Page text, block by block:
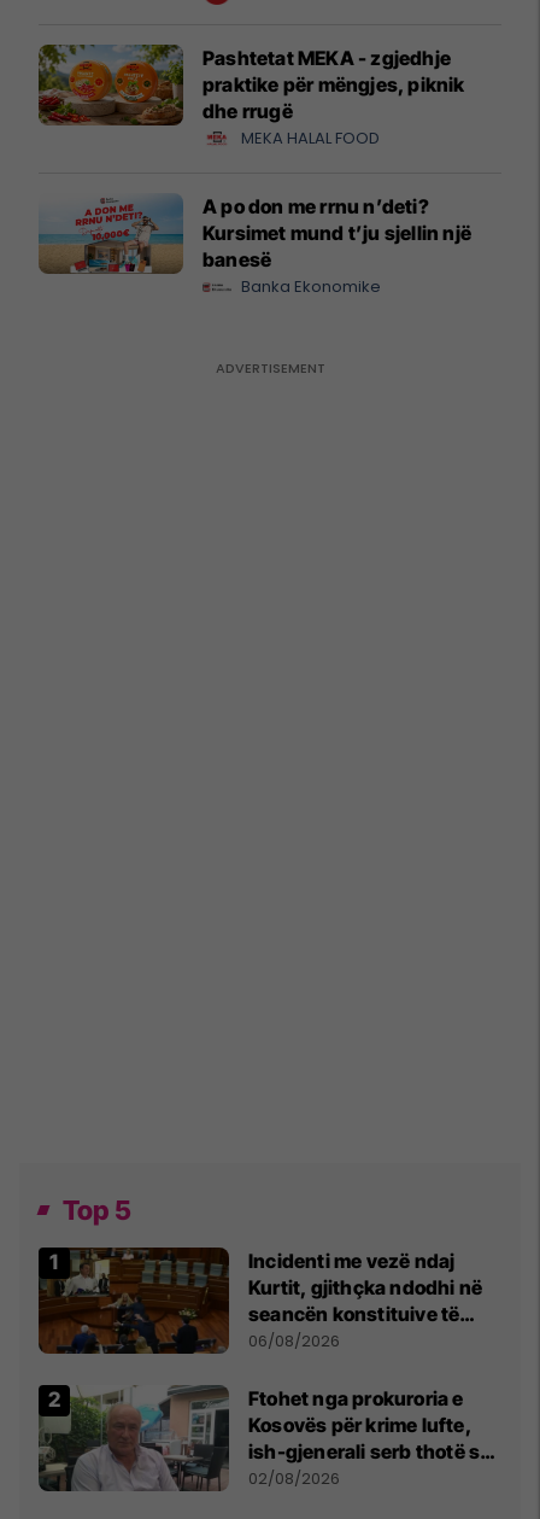
Pashtetat MEKA - zgjedhje
praktike për mëngjes, piknik
dhe rrugë
MEKA HALAL FOOD
A po don me rrnu n’deti?
Kursimet mund t’ju sjellin një
banesë
Banka Ekonomike
Top 5
Incidenti me vezë ndaj
Kurtit, gjithçka ndodhi në
seancën konstituive të
Kuvendit
06/08/2026
Ftohet nga prokuroria e
Kosovës për krime lufte,
ish-gjenerali serb thotë se
dikush e tradhtoi në
02/08/2026